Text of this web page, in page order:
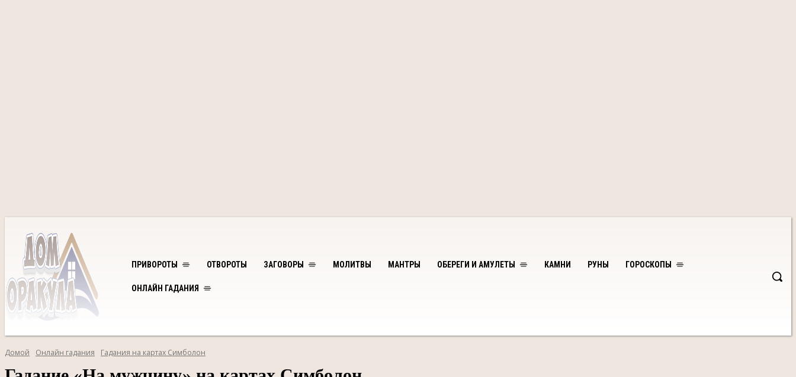
ПРИВОРОТЫ ОТВОРОТЫ ЗАГОВОРЫ МОЛИТВЫ МАНТРЫ ОБЕРЕГИ И АМУЛЕТЫ КАМНИ РУНЫ ГОРОСКОПЫ
ОНЛАЙН ГАДАНИЯ
Домой Онлайн гадания Гадания на картах Симболон